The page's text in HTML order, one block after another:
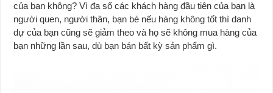
của bạn không? Vì đa số các khách hàng đầu tiên của bạn là
người quen, người thân, bạn bè nếu hàng không tốt thì danh
dự của bạn cũng sẽ giảm theo và họ sẽ không mua hàng của
bạn những lần sau, dù bạn bán bất kỳ sản phẩm gì.